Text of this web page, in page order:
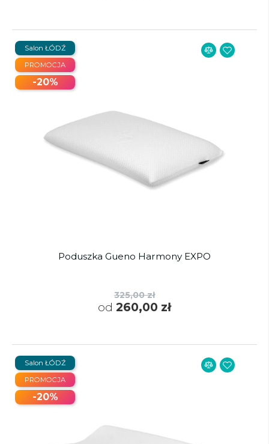
Poduszka Gueno Harmony EXPO
325,00 zł
od 260,00 zł
PROMOCJA
-20%
Salon ŁÓDŹ
PROMOCJA
-20%
Salon ŁÓDŹ